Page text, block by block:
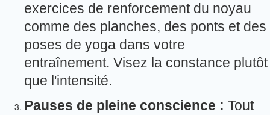
exercices de renforcement du noyau
comme des planches, des ponts et des
poses de yoga dans votre
entraînement. Visez la constance plutôt
que l'intensité.
Pauses de pleine conscience : Tout